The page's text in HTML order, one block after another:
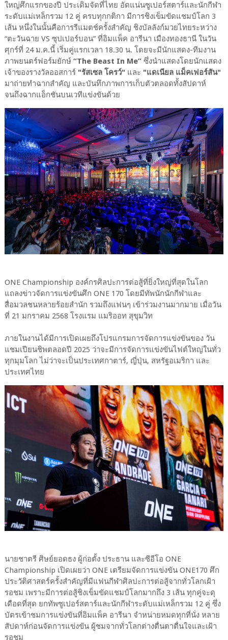
ใหญ่ศึกแรกของปี ประเดิมจัดที่ไทย อัดแน่นซูเปอร์สตาร์และนักกีฬา
ระดับแม่เหล็กรวม 12 คู่ ครบทุกกติกา มีการชิงเข็มขัดแชมป์โลก 3
เส้น หนึ่งในนั้นคือการรีแมตช์ครั้งสำคัญ ชิงบัลลังก์มวยไทยระหว่าง
“ตะวันฉาย VS ซุปเปอร์บอน” ที่อิมแพ็ค อารีนา เมืองทองธานี ในวัน
ศุกร์ที่ 24 ม.ค.นี้ เริ่มคู่แรกเวลา 18.30 น. โดยจะมีนักแสดง-ทีมงาน
ภาพยนตร์ฟอร์มยักษ์ “The Beast In Me”ซึ่งนำแสดงโดยนักแสดง
เจ้าของรางวัลออสการ์ "รัสเซล โครว์" และ "แดเนียล แม็คเฟอร์สัน"
มาถ่ายทำฉากสำคัญ และบันทึกภาพการเก็บตัวตลอดทั้งสัปดาห์
จนถึงฉากแอ็กชันบนเวทีแข่งขันด้วย
ONE Championship องค์กรศิลปะการต่อสู้ที่ยิ่งใหญ่ที่สุดในโลก
แถลงข่าวจัดการแข่งขันศึก ONE 170 โดยมีทัพนักนักกีฬาและ
สื่อมวลชนหลายร้อยสำนัก รวมถึงแฟนๆ เข้าร่วมงานมากมาย เมื่อวัน
ที่ 21 มกราคม 2568 โรงแรม แมริออท สุขุมวิท
ภายในงานได้มีการเปิดเผยถึงโปรแกรมการจัดการแข่งขันของ วัน
แชมเปียนชิพตลอดปี 2025 ว่าจะมีการจัดการแข่งขันไฟต์ใหญ่ในทั่ว
ทุกมุมโลก ไม่ว่าจะเป็นประเทศกาตาร์, ญี่ปุ่น, สหรัฐอเมริกา และ
ประเทศไทย
นายชาตรี ศิษย์ยอดธง ผู้ก่อตั้ง ประธาน และซีอีโอ ONE
Championship เปิดเผยว่า ONE เตรียมจัดการแข่งขัน ONE170 ศึก
ประวัติศาสตร์ครั้งสำคัญที่มีแฟนกีฬาศิลปะการต่อสู้จากทั่วโลกเฝ้า
รอชม เพราะมีการต่อสู้ชิงเข็มขัดแชมป์โลกมากถึง 3 เส้น ทุกคู่จะดุ
เดือดที่สุด ยกทัพซูเปอร์สตาร์และนักกีฬาระดับแม่เหล็กรวม 12 คู่ ซึ่ง
บัตรเข้าชมการแข่งขันที่อิมแพ็ค อารีนา จำหน่ายหมดทุกที่นั่ง หลาย
สัปดาห์ก่อนจัดการแข่งขัน ผู้ชมจากทั่วโลกต่างตื่นตาตื่นใจและเฝ้า
รอชม